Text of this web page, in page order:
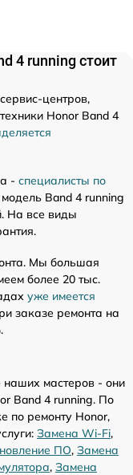
4 running стоит
центров,
Honor Band 4
- специалисты по
модель Band 4 running
На все виды
Мы большая
более 20 тыс.
уже имеется
заказе ремонта на
мастеров - они
Band 4 running. По
по ремонту Honor,
Замена Wi-Fi,
ПО, Замена
, Замена